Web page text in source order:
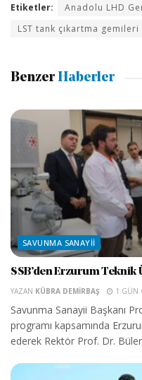
Etiketler: Anadolu LHD
LST tank çıkartma gemileri
Benzer Haberler
SAVUNMA SANAYII
SSB’den Erzurum
YAZAN KÜBRA DEMIRBAŞ 1 GÜN
Savunma Sanayii Başkanı
programı kapsamında
ederek Rektör Prof. Dr.